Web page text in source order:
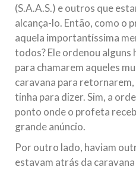
(S.A.A.S.) e outros que
alcança-lo. Então, como o
aquela importantíssima
todos? Ele ordenou alguns
para chamarem aqueles
caravana para
tinha para dizer. Sim, a
ponto onde o profeta
grande anúncio.
Por outro lado, haviam
estavam atrás da